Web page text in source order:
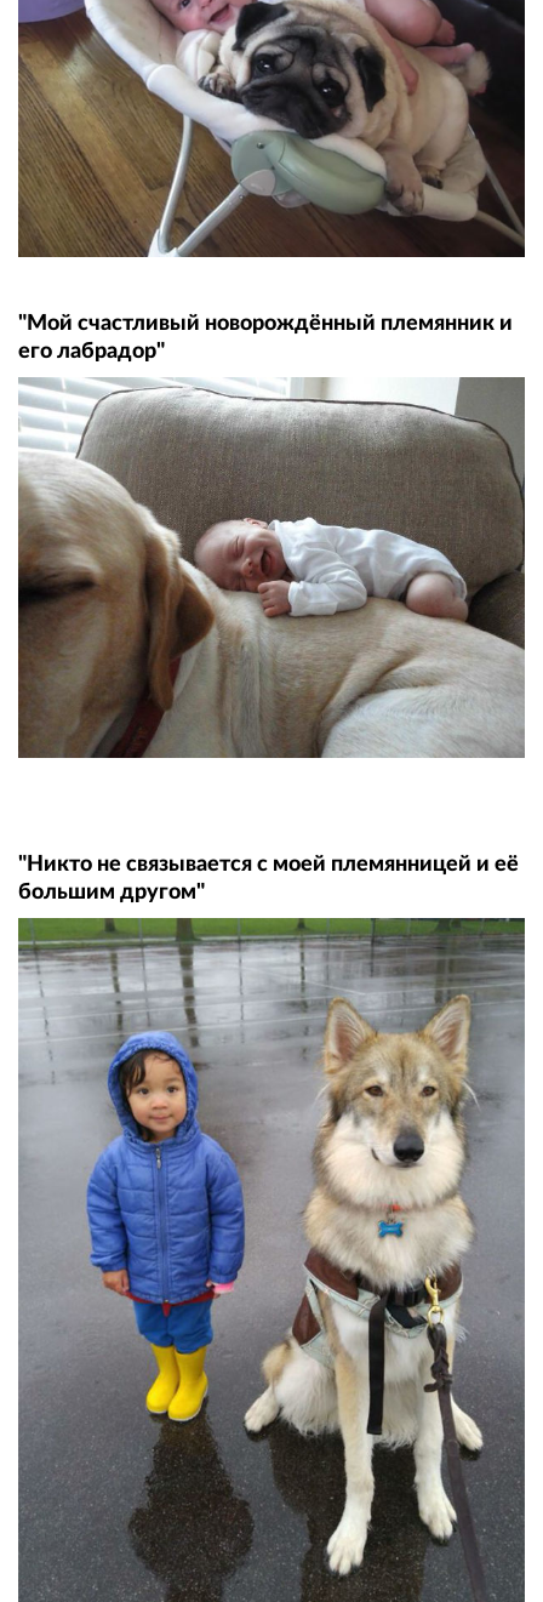
"Мой счастливый новорождённый племянник и
его лабрадор"
"Никто не связывается с моей племянницей и её
большим другом"